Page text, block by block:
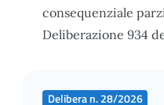
consequenziale
Deliberazione 934
Delibera n. 28/2026